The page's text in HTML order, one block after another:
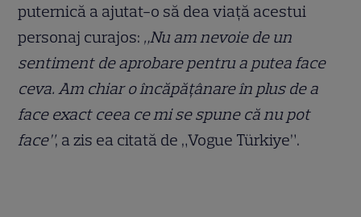
puternică a ajutat-o să dea viață acestui
personaj curajos: „Nu am nevoie de un
sentiment de aprobare pentru a putea face
ceva. Am chiar o încăpățânare în plus de a
face exact ceea ce mi se spune că nu pot
face”, a zis ea citată de „Vogue Türkiye”.